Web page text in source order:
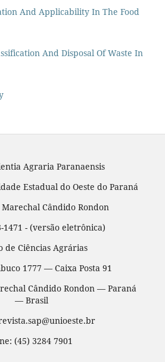
And Applicability In The Food
And Disposal Of Waste In
Agraria Paranaensis
Estadual do Oeste do Paraná
Cândido Rondon
1471 - (versão eletrônica)
de Ciências Agrárias
1777 — Caixa Posta 91
Cândido Rondon — Paraná
— Brasil
(45) 3284 7901